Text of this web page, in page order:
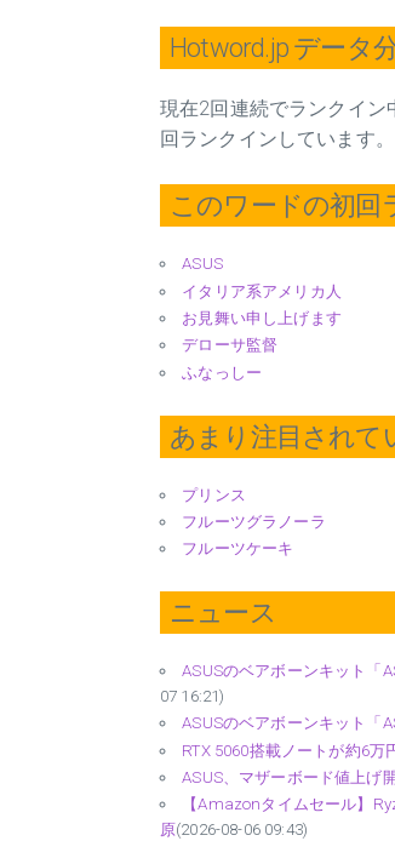
Hotword.jp データ
現在2回連続でランクイン
回ランクインしています
このワードの初回
ASUS
イタリア系アメリカ人
お見舞い申し上げます
デローサ監督
ふなっしー
あまり注目されて
プリンス
フルーツグラノーラ
フルーツケーキ
ニュース
ASUSのベアボーンキット「
07 16:21)
ASUSのベアボーンキット「
RTX 5060搭載ノートが約6
ASUS、マザーボード値上げ
【Amazonタイムセール】
原(2026-08-06 09:43)